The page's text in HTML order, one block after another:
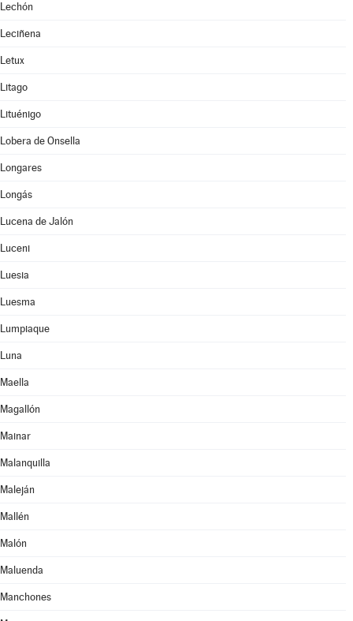
Lechón
Leciñena
Letux
Litago
Lituénigo
Lobera de Onsella
Longares
Longás
Lucena de Jalón
Luceni
Luesia
Luesma
Lumpiaque
Luna
Maella
Magallón
Mainar
Malanquilla
Maleján
Mallén
Malón
Maluenda
Manchones